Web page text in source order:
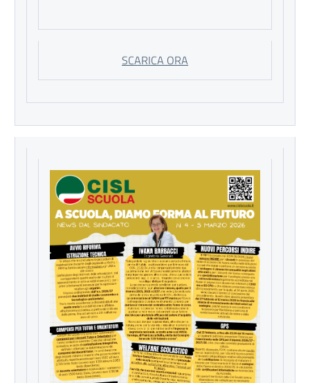
SCARICA ORA